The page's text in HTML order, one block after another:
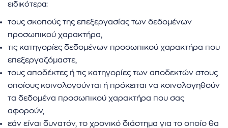
ειδικότερα:
τους σκοπούς της επεξεργασίας των δεδομένων
προσωπικού χαρακτήρα,
τις κατηγορίες δεδομένων προσωπικού χαρακτήρα που
επεξεργαζόμαστε,
τους αποδέκτες ή τις κατηγορίες των αποδεκτών στους
οποίους κοινολογούνται ή πρόκειται να κοινολογηθούν
τα δεδομένα προσωπικού χαρακτήρα που σας
αφορούν,
εάν είναι δυνατόν, το χρονικό διάστημα για το οποίο θα